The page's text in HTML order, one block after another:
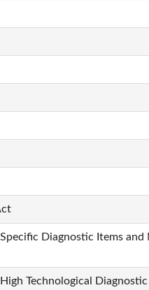
Diagnostic Items
Technological